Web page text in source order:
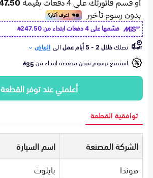
قسّمها على 4 دفعات ابتداء من
247.50
تصلكخلال 2 - 5 أيام عمل الى الرياض
استمتع برسوم شحن مخفضة ابتداء من35
أعلمني عند توفر القطعة
توافقية القطعة
الشركة المصنعة اسم السيارة
هوندا
بايلوت